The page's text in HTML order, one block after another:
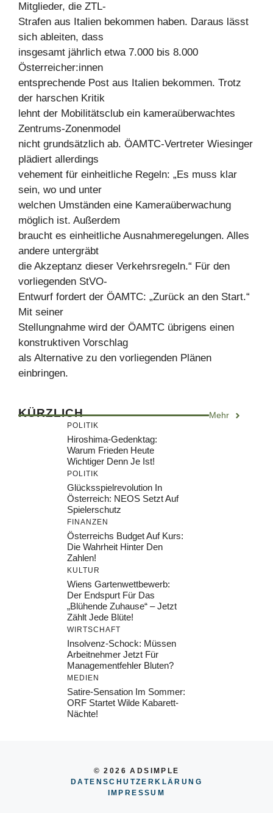
Mitglieder, die ZTL-
Strafen aus Italien bekommen haben. Daraus lässt
sich ableiten, dass
insgesamt jährlich etwa 7.000 bis 8.000
Österreicher:innen
entsprechende Post aus Italien bekommen. Trotz
der harschen Kritik
lehnt der Mobilitätsclub ein kameraüberwachtes
Zentrums-Zonenmodel
nicht grundsätzlich ab. ÖAMTC-Vertreter Wiesinger
plädiert allerdings
vehement für einheitliche Regeln: „Es muss klar
sein, wo und unter
welchen Umständen eine Kameraüberwachung
möglich ist. Außerdem
braucht es einheitliche Ausnahmeregelungen. Alles
andere untergräbt
die Akzeptanz dieser Verkehrsregeln.“ Für den
vorliegenden StVO-
Entwurf fordert der ÖAMTC: „Zurück an den Start.“
Mit seiner
Stellungnahme wird der ÖAMTC übrigens einen
konstruktiven Vorschlag
als Alternative zu den vorliegenden Plänen
einbringen.
KÜRZLICH Mehr
POLITIK
Hiroshima-Gedenktag:
Warum Frieden Heute
Wichtiger Denn Je Ist!
POLITIK
Glücksspielrevolution In
Österreich: NEOS Setzt Auf
Spielerschutz
FINANZEN
Österreichs Budget Auf Kurs:
Die Wahrheit Hinter Den
Zahlen!
KULTUR
Wiens Gartenwettbewerb:
Der Endspurt Für Das
„Blühende Zuhause“ – Jetzt
Zählt Jede Blüte!
WIRTSCHAFT
Insolvenz-Schock: Müssen
Arbeitnehmer Jetzt Für
Managementfehler Bluten?
MEDIEN
Satire-Sensation Im Sommer:
ORF Startet Wilde Kabarett-
Nächte!
© 2026 ADSIMPLE
DATENSCHUTZERKLÄRUNG
IMPRESSUM